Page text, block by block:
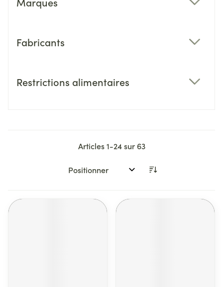
Fabricants
Restrictions alimentaires
Articles1-24sur 63
Trier par: